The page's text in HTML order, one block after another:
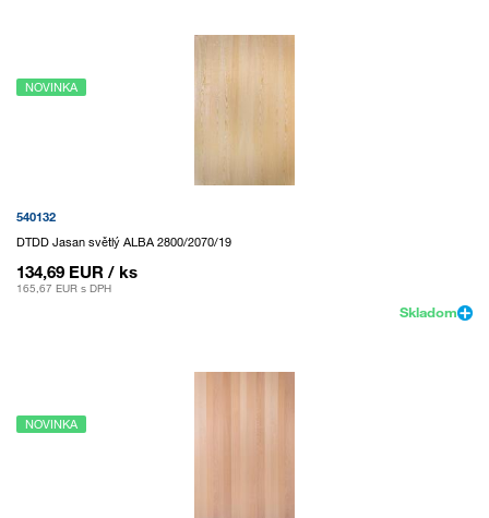
NOVINKA
540132
DTDD Jasan světlý ALBA 2800/2070/19
134,69 EUR / ks
165,67 EUR s DPH
Skladom
NOVINKA